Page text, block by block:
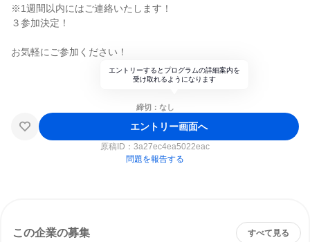
※1週間以内にはご連絡いたします！
３参加決定！
お気軽にご参加ください！
エントリーするとプログラムの詳細案内を
受け取れるようになります
締切：なし
エントリー画面へ
原稿ID： 3a27ec4ea5022eac
問題を報告する
この企業の募集 すべて見る